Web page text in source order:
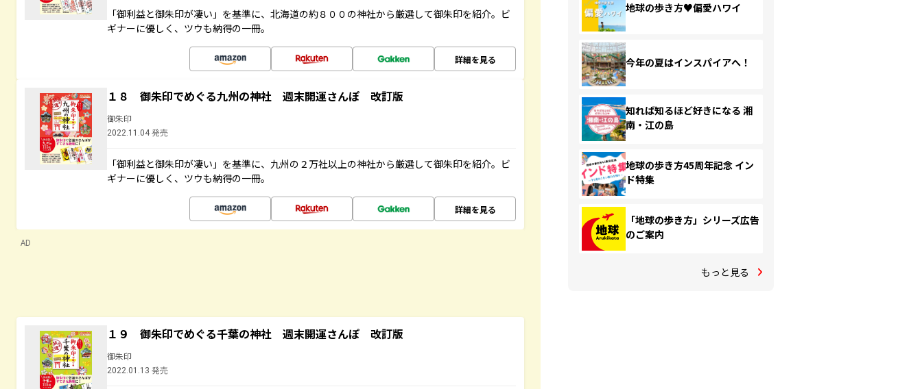
「御利益と御朱印が凄い」を基準に、北海道の約８００の神社から厳選して御朱印を紹介。ビ
ギナーに優しく、ツウも納得の一冊。
詳細を見る
１８ 御朱印でめぐる九州の神社 週末開運さんぽ 改訂版
御朱印
2022.11.04 発売
「御利益と御朱印が凄い」を基準に、九州の２万社以上の神社から厳選して御朱印を紹介。ビ
ギナーに優しく、ツウも納得の一冊。
詳細を見る
AD
１９ 御朱印でめぐる千葉の神社 週末開運さんぽ 改訂版
御朱印
2022.01.13 発売
地球の歩き方♥偏愛ハワイ
今年の夏はインスパイアへ！
知れば知るほど好きになる 湘
南・江の島
地球の歩き方45周年記念 イン
ド特集
「地球の歩き方」シリーズ広告
のご案内
もっと見る